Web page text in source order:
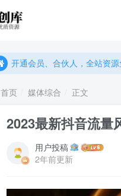
开通会员、合伙人，全站资
开通会员、合伙人，全站资
首页 媒体综合 正文
2023最新抖音流量
用户投稿
2年前更新